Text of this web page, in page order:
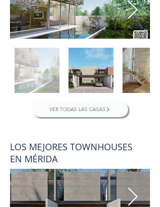
VER TODAS LAS CASAS
LOS MEJORES TOWNHOUSES
EN MÉRIDA